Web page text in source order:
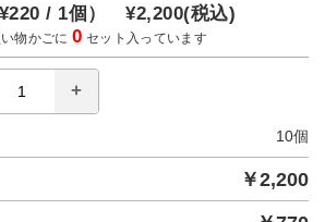
¥220 / 1個）¥2,200(税込)
物かごに0 セット入っています
10個
￥2,200